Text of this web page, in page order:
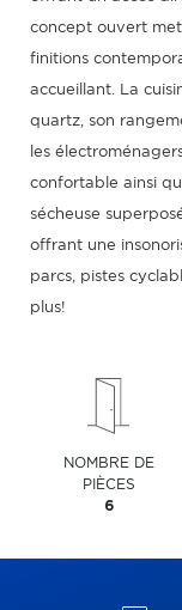
concept ouvert
finitions
accueillant. La
quartz, son
les
confortable ainsi
sécheuse
offrant une
parcs, pistes
plus!
NOMBRE DE
PIÈCES
6